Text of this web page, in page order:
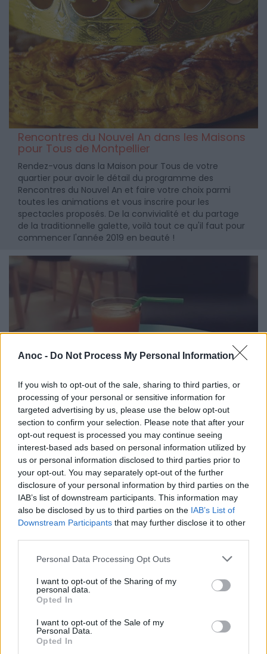
Anoc - Do Not Process My Personal Information
If you wish to opt-out of the sale, sharing to third parties, or
processing of your personal or sensitive information for
targeted advertising by us, please use the below opt-out
section to confirm your selection. Please note that after your
opt-out request is processed you may continue seeing
interest-based ads based on personal information utilized by
us or personal information disclosed to third parties prior to
your opt-out. You may separately opt-out of the further
disclosure of your personal information by third parties on the
IAB’s list of downstream participants. This information may
also be disclosed by us to third parties on the IAB’s List of
Downstream Participants that may further disclose it to other
Personal Data Processing Opt Outs
I want to opt-out of the Sharing of my
personal data.
Opted In
I want to opt-out of the Sale of my
Personal Data.
Opted In
Rencontres du Nouvel An dans les Maisons
pour Tous de Montpellier
Rendez-vous dans la Maison pour Tous de votre
quartier pour avoir le détail du programme des
Rencontres du Nouvel An et faire votre choix parmi
toutes les animations et vous inscrire pour les
spectacles proposés. De la convivialité et du partage
de la traditionnelle galette, voilà tout ce qu'il faut pour
commencer l'année 2019 en beauté !
Le Petit Bulle - Salon de thé
parents/enfants
Depuis un peu plus d'un an, le Salon de thé
parents/enfants, Le Petit Bulle, régale les familles avec
de délicieux gâteaux maison, des boissons chaudes ou
froides, et grignotages bio mais dédie également un
vrai espace de jeux pour les enfants.